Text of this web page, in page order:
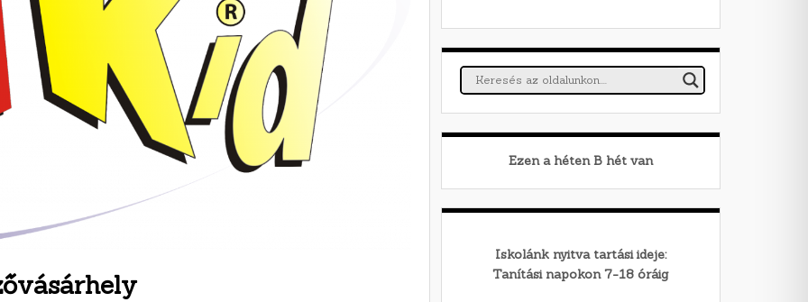
Ezen a héten Bhét van
Iskolánk nyitva tartási ideje:
Tanítási napokon 7-18 óráig